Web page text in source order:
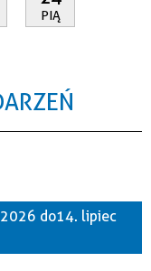
PIĄ
do 14. lipiec